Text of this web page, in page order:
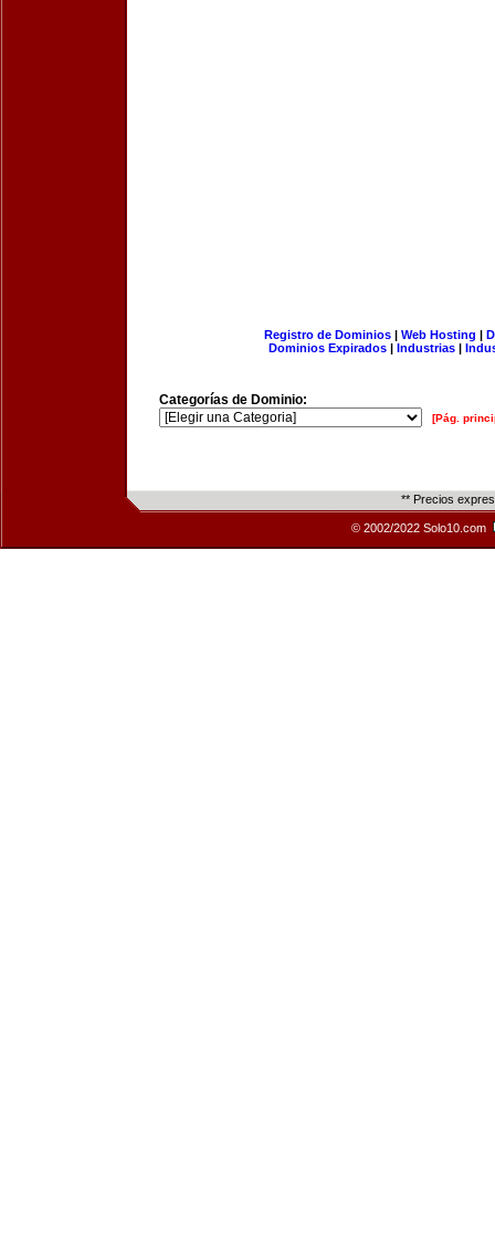
Registro de Dominios| Web Hosting |
Dominios Expirados | Industrias |
Categorías de Dominio:
[Pág.
** Precios
© 2002/2022 Solo10.com